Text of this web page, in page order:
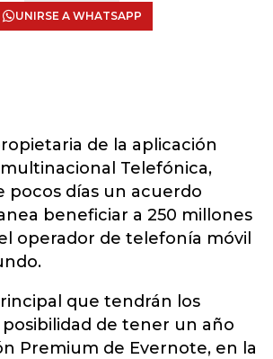
UNIRSE A WHATSAPP
de la aplicación
Telefónica,
pocos días un acuerdo
beneficiar a 250 millones
operador de telefonía móvil
que tendrán los
posibilidad de tener un año
Premium de Evernote, en la